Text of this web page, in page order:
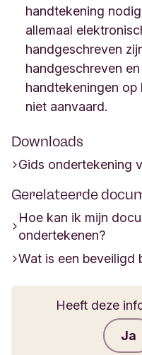
handtekening
allemaal
handgeschreven
handgeschreven
handtekeningen
niet aanvaard.
Downloads
Gids ondertekening
Gerelateerde
Hoe kan ik mijn
ondertekenen?
Wat is een beveiligd
Heeft deze
Ja